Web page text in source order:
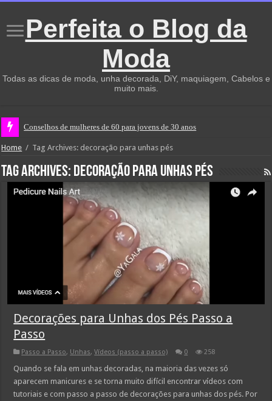
Perfeita o Blog da
Moda
Todas as dicas de moda, unha decorada, DiY, maquiagem, Cabelos e
muito mais.
Conselhos de mulheres de 60 para jovens de 30 anos
Home / Tag Archives: decoração para unhas pés
Tag Archives: decoração para unhas pés
Decorações para Unhas dos Pés Passo a
Passo
Passo a Passo, Unhas,Vídeos (passo a passo) 0 258
Quando se fala em unhas decoradas, na maioria das vezes só
aparecem manicures e se torna muito difícil encontrar vídeos com
tutoriais e com passo a passo de decorações para unhas dos pés. Por